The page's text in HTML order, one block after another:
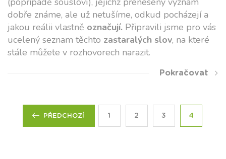
dobře známe, ale už netušíme, odkud pocházejí a
jakou reálii vlastně označují. Připravili jsme pro vás
ucelený seznam těchto zastaralých slov, na které
stále můžete v rozhovorech narazit.
Pokračovat
PŘEDCHOZÍ 1 2 3 4